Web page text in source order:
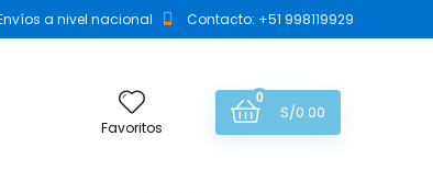
a nivel nacional Contacto: +51 998119929
Favoritos
0
S/0.00